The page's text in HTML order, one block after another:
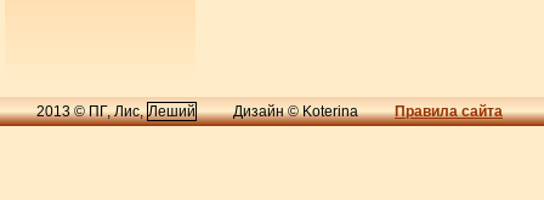
2013 © ПГ, Лис,Леший Дизайн © Koterina Правила сайта